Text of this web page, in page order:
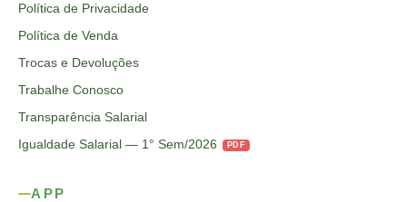
Política de Privacidade
Política de Venda
Trocas e Devoluções
Trabalhe Conosco
Transparência Salarial
Igualdade Salarial — 1° Sem/2026
PDF
APP